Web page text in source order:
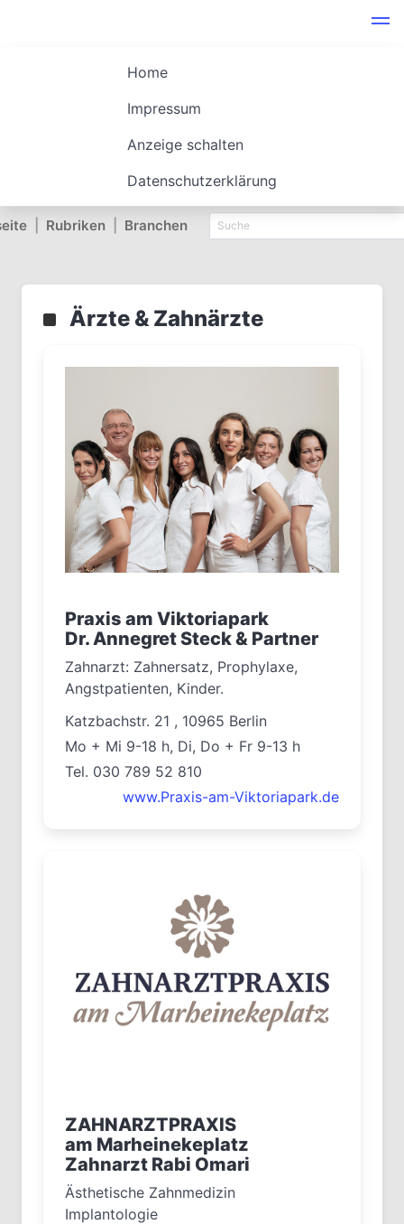
Home
Impressum
Anzeige schalten
Datenschutzerklärung
Rubriken Branchen
Ärzte & Zahnärzte
Praxis am Viktoriapark
Dr. Annegret Steck & Partner
Zahnarzt: Zahnersatz, Prophylaxe,
Angstpatienten, Kinder.
Katzbachstr. 21 , 10965 Berlin
Mo + Mi 9-18 h, Di, Do + Fr 9-13 h
Tel. 030 789 52 810
www.Praxis-am-Viktoriapark.de
ZAHNARZTPRAXIS
am Marheinekeplatz
Zahnarzt Rabi Omari
Ästhetische Zahnmedizin
Implantologie